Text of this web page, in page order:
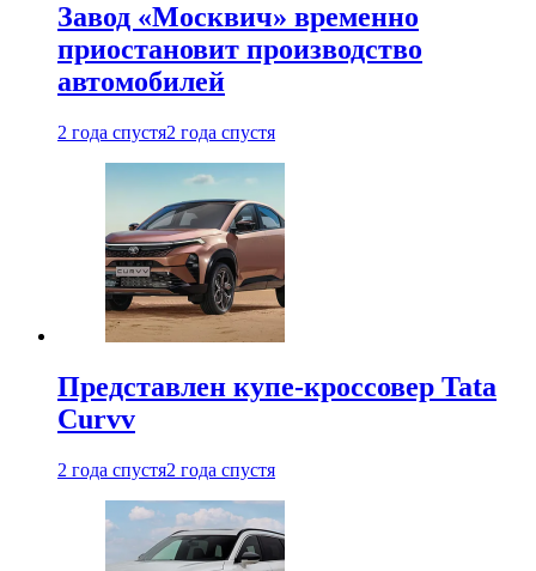
Завод «Москвич» временно
приостановит производство
автомобилей
2 года спустя2 года спустя
Представлен купе-кроссовер Tata
Curvv
2 года спустя2 года спустя